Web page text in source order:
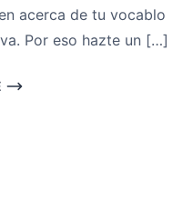
acerca de tu vocablo
Por eso hazte un […]